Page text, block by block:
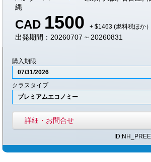
縄
CAD 1500 + $1463 (燃料税ほか）
出発期間：20260707 ~ 20260831
購入期限
07/31/2026
クラスタイプ
プレミアムエコノミー
詳細・お問合せ